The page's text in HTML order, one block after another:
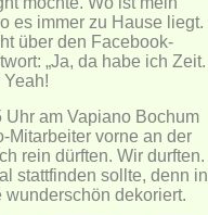
es immer zu Hause liegt.
über den Facebook-
„Ja, da habe ich Zeit.
Yeah!
am Vapiano Bochum
Mitarbeiter vorne an der
rein dürften. Wir durften.
stattfinden sollte, denn in
dekoriert.